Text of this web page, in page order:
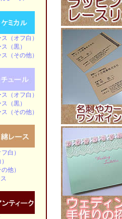
（オフ白）
（黒）
（その他）
（オフ白）
（黒）
（その他）
白）
他）